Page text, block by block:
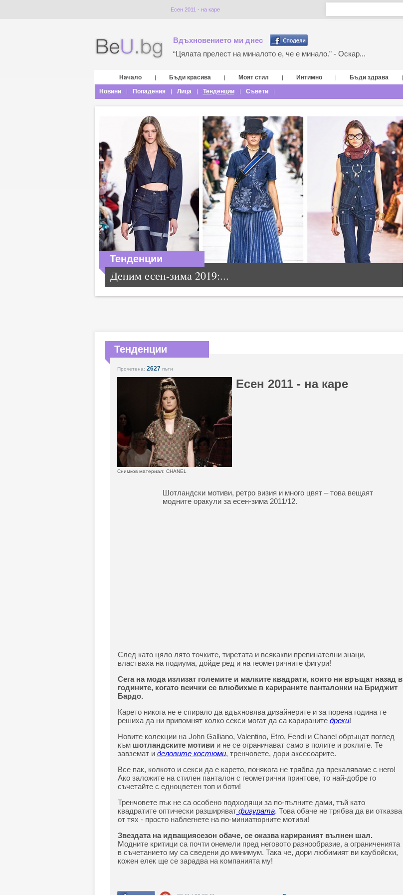
Есен 2011 - на каре
Вдъхновението ми днес
“Цялата прелест на миналото е, че е минало.” - Оскар...
Начало | Бъди красива | Моят стил | Интимно | Бъди здрава |
Новини | Попадения | Лица | Тенденции | Съвети |
Тенденции
Деним есен-зима 2019:...
Тенденции
Прочетена: 2627 пъти
Есен 2011 - на каре
Снимков материал: CHANEL
Шотландски мотиви, ретро визия и много цвят – това вещаят
модните оракули за есен-зима 2011/12.
След като цяло лято точките, тиретата и всякакви препинателни знаци,
властваха на подиума, дойде ред и на геометричните фигури!
Сега на мода излизат големите и малките квадрати, които ни връщат назад в
годините, когато всички се влюбихме в карираните панталонки на Бриджит
Бардо.
Карето никога не е спирало да вдъхновява дизайнерите и за порена година те
решиха да ни припомнят колко секси могат да са карираните дрехи!
Новите колекции на John Galliano, Valentino, Etro, Fendi и Chanel обръщат поглед
къмшотландските мотиви и не се ограничават само в полите и роклите. Те
завземат и деловите костюми, тренчовете, дори аксесоарите.
Все пак, колкото и секси да е карето, понякога не трябва да прекаляваме с него!
Ако заложите на стилен панталон с геометрични принтове, то най-добре го
съчетайте с едноцветен топ и боти!
Тренчовете пък не са особено подходящи за по-пълните дами, тъй като
квадратите оптически разширяватфигурата. Това обаче не трябва да ви отказва
от тях - просто наблегнете на по-миниатюрните мотиви!
Звездата на идващиясезон обаче, се оказва карираният вълнен шал.
Модните критици са почти онемели пред неговото разнообразие, а ограниченията
в съчетанието му са сведени до минимум. Така че, дори любимият ви каубойски,
кожен елек ще се зарадва на компанията му!